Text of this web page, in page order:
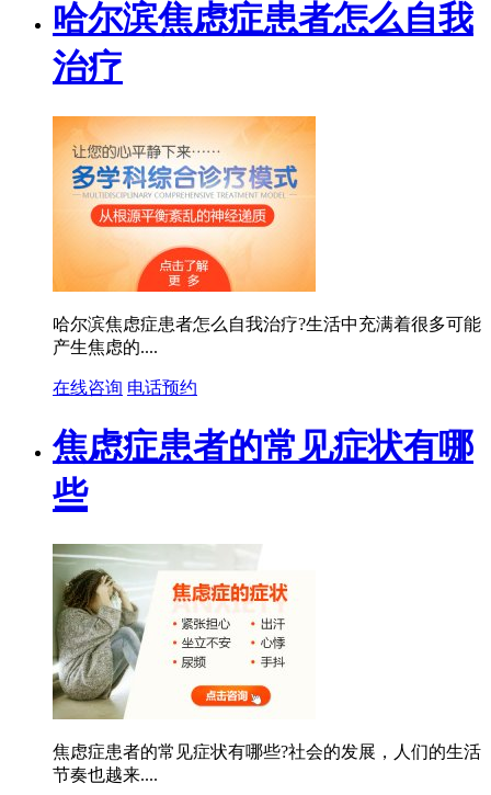
哈尔滨焦虑症患者怎么自我
治疗
哈尔滨焦虑症患者怎么自我治疗?生活中充满着很多可能
产生焦虑的....
在线咨询 电话预约
焦虑症患者的常见症状有哪
些
焦虑症患者的常见症状有哪些?社会的发展，人们的生活
节奏也越来....